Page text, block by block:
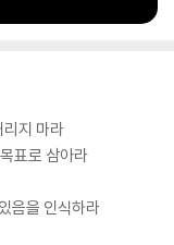
(약물 부작용 치료로 인
솔직하게 고백한다. 하
의 신념과 철학을 담
쳐 보이며 ‘인생 법
리지 마라
표로 삼아라
음을 인식하라